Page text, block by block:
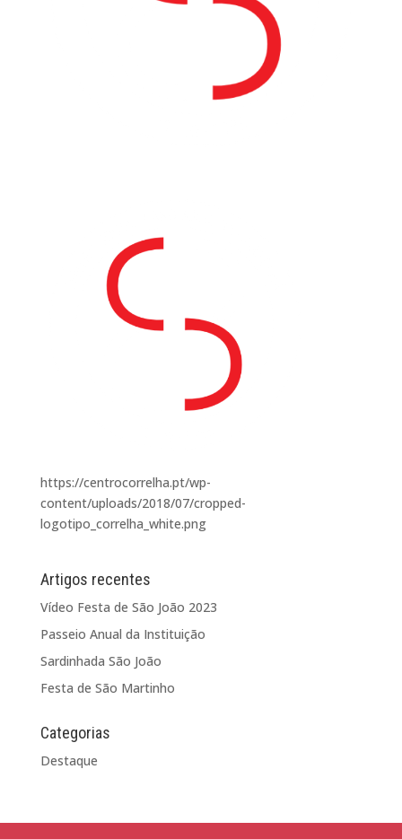
https://centrocorrelha.pt/wp-
content/uploads/2018/07/cropped-
logotipo_correlha_white.png
Artigos recentes
Vídeo Festa de São João 2023
Passeio Anual da Instituição
Sardinhada São João
Festa de São Martinho
Categorias
Destaque